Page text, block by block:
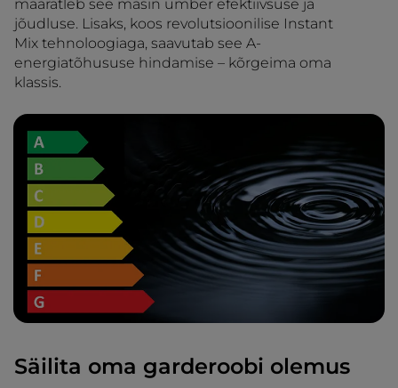
määratleb see masin ümber efektiivsuse ja
jõudluse. Lisaks, koos revolutsioonilise Instant
Mix tehnoloogiaga, saavutab see A-
energiatõhususe hindamise – kõrgeima oma
klassis.
Säilita oma garderoobi olemus